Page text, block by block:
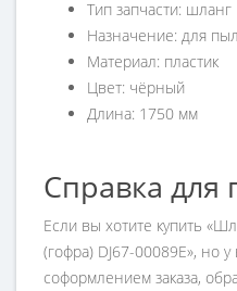
Тип запчасти: шланг
Назначение: для
Материал: пластик
Цвет: чёрный
Длина: 1750 мм
Справка для
Если вы хотите купить
(гофра) DJ67-00089E», но
соформлением заказа,